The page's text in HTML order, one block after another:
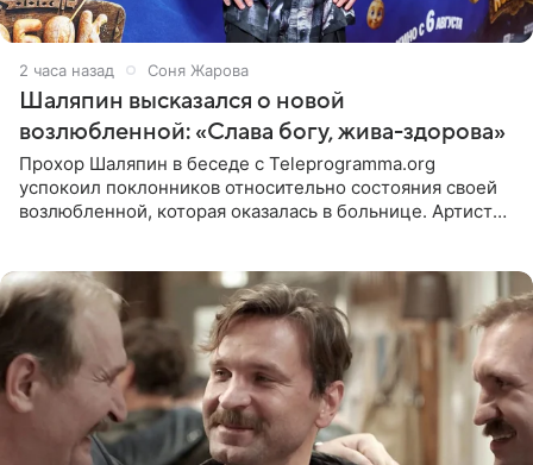
2 часа назад Соня Жарова
Шаляпин высказался о новой
возлюбленной: «Слава богу, жива-здорова»
Прохор Шаляпин в беседе с Teleprogramma.org
успокоил поклонников относительно состояния своей
возлюбленной, которая оказалась в больнице. Артист